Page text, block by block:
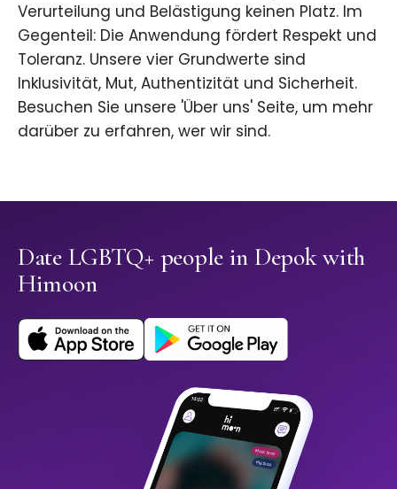
Verurteilung und Belästigung keinen Platz. Im
Gegenteil: Die Anwendung fördert Respekt und
Toleranz. Unsere vier Grundwerte sind
Inklusivität, Mut, Authentizität und Sicherheit.
Besuchen Sie unsere 'Über uns' Seite, um mehr
darüber zu erfahren, wer wir sind.
Date LGBTQ+ people in Depok with
Himoon